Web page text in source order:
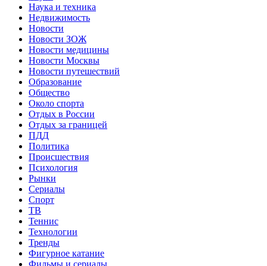
Наука и техника
Недвижимость
Новости
Новости ЗОЖ
Новости медицины
Новости Москвы
Новости путешествий
Образование
Общество
Около спорта
Отдых в России
Отдых за границей
ПДД
Политика
Происшествия
Психология
Рынки
Сериалы
Спорт
ТВ
Теннис
Технологии
Тренды
Фигурное катание
Фильмы и сериалы